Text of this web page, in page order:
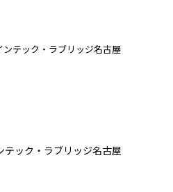
ンテック・ラブリッジ名古屋
テック・ラブリッジ名古屋